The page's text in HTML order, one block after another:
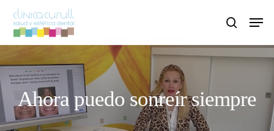
search
Menu
Ahora puedo sonreír siempre